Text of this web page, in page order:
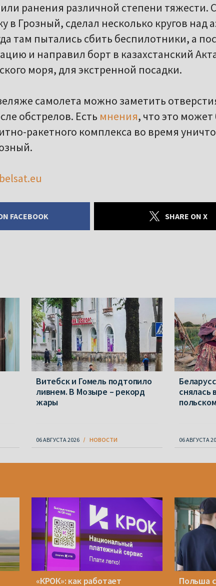
ранения различной степени тяжести.
в Грозный, сделал несколько кругов над
там пытались сбить беспилотники, а
и направил борт в казахстанский
моря, для экстренной посадки.
самолета можно заметить
обстрелов. Есть мнения, что это
ракетного комплекса во время
belsat.eu
FACEBOOK SHARE ON X
Витебск и Гомель подтопило
ливнем. В Мозыре – рекорд
жары
06 АВГУСТА 2026 НОВОСТИ
снялась
06 АВГУСТА
«КРОК»: как работает
Польша